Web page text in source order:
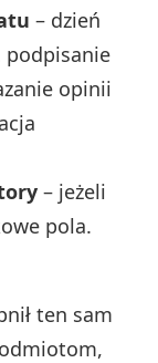
– dzień
podpisanie
opinii
– jeżeli
pola.
ten sam